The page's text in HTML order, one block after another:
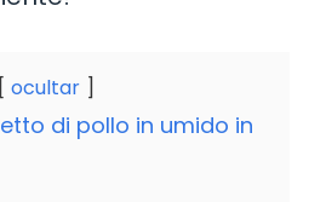
ocultar
di pollo in umido in